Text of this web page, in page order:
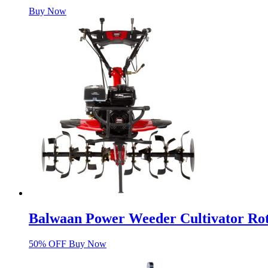
Buy Now
Balwaan Power Weeder Cultivator
50% OFF Buy Now